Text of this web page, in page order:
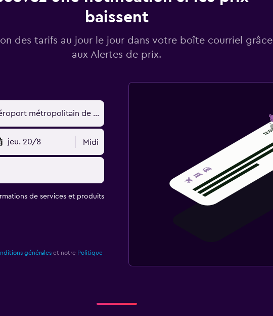
baissent
des tarifs au jour le jour dans votre boîte courriel grâce
aux Alertes de prix.
jeu. 20/8 Midi
de services et produits
généraleset notre Politique